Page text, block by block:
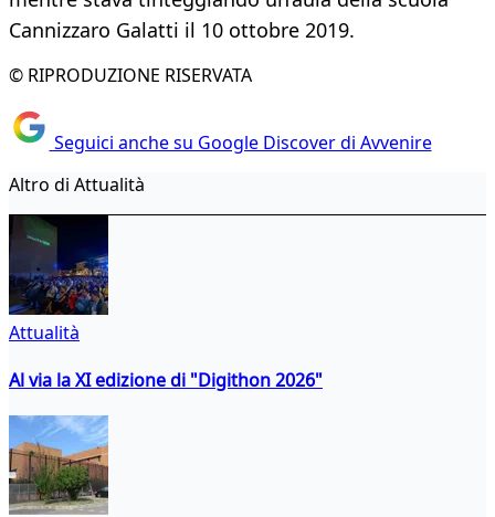
Cannizzaro Galatti il 10 ottobre 2019.
© RIPRODUZIONE RISERVATA
Seguici anche su Google Discover di Avvenire
Altro di Attualità
Attualità
Al via la XI edizione di "Digithon 2026"